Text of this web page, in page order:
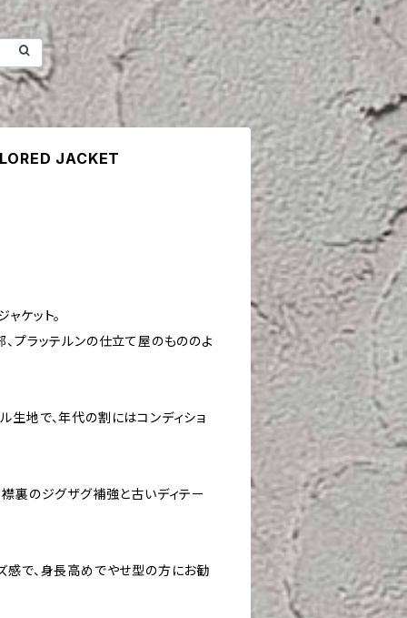
JACKET
ケット。
プラッテルンの仕立て屋のもののよ
生地で、年代の割にはコンディショ
裏のジグザグ補強と古いディテー
感で、身長高めでやせ型の方にお勧